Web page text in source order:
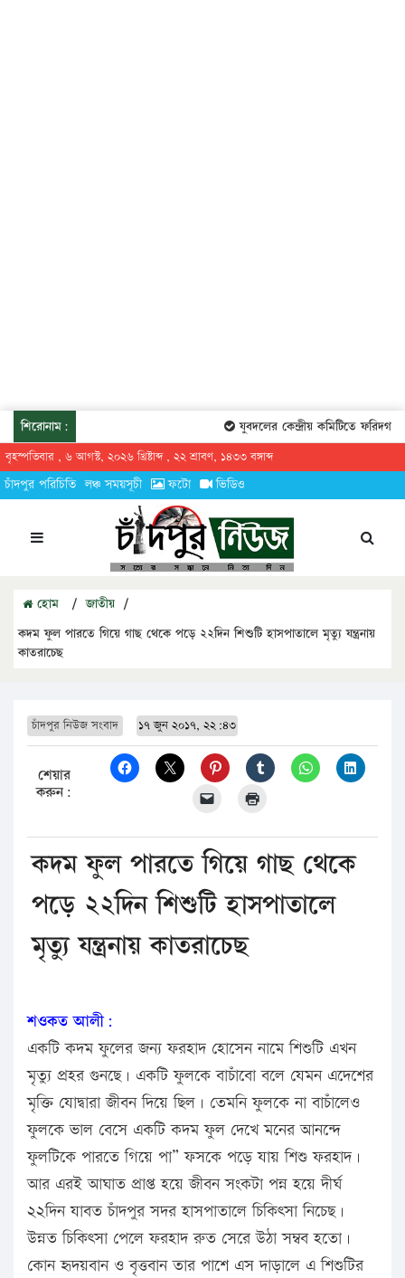
শিরোনাম: যুবদলের কেন্দ্রীয় কমিটিতে
বৃহস্পতিবার , ৬ আগস্ট, ২০২৬ খ্রিষ্টাব্দ , ২২ শ্রাবণ, ১৪৩৩ বঙ্গাব্দ
চাঁদপুর পরিচিতি লঞ্চ সময়সূচী ফটো ভিডিও
হোম / জাতীয় /
কদম ফুল পারতে গিয়ে গাছ থেকে পড়ে ২২দিন শিশুটি হাসপাতালে মৃত্যু যন্ত্রনায়
কাতরাচেছ
চাঁদপুর নিউজ সংবাদ ১৭ জুন ২০১৭, ২২:৪৩
শেয়ার
করুন:
কদম ফুল পারতে গিয়ে গাছ থেকে
পড়ে ২২দিন শিশুটি হাসপাতালে
মৃত্যু যন্ত্রনায় কাতরাচেছ
শওকত আলী:
একটি কদম ফুলের জন্য ফরহাদ হোসেন নামে শিশুটি এখন
মৃত্যু প্রহর গুনছে। একটি ফুলকে বাচাঁবো বলে যেমন এদেশের
মৃক্তি যোদ্বারা জীবন দিয়ে ছিল। তেমনি ফুলকে না বাচাঁলেও
ফুলকে ভাল বেসে একটি কদম ফুল দেখে মনের আনন্দে
ফুলটিকে পারতে গিয়ে পা” ফসকে পড়ে যায় শিশু ফরহাদ।
আর এরই আঘাত প্রাপ্ত হয়ে জীবন সংকটা পন্ন হয়ে দীর্ঘ
২২দিন যাবত চাঁদপুর সদর হাসপাতালে চিকিৎসা নিচেছ।
উন্নত চিকিৎসা পেলে ফরহাদ রুত সেরে উঠা সম্বব হতো।
কোন হৃদয়বান ও বৃত্তবান তার পাশে এস দাড়ালে এ শিশুটির